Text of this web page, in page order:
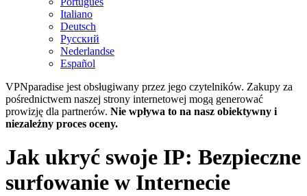
Italiano
Deutsch
Русский
Nederlandse
Español
VPNparadise jest obsługiwany przez jego czytelników. Zakupy za
pośrednictwem naszej strony internetowej mogą generować
prowizję dla partnerów. Nie wpływa to na nasz obiektywny i
niezależny proces oceny.
Jak ukryć swoje IP: Bezpieczne
surfowanie w Internecie